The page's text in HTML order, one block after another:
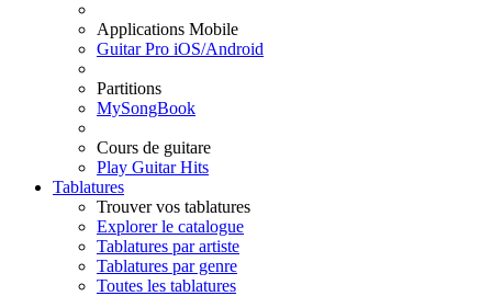
Applications Mobile
Guitar Pro iOS/Android
Partitions
MySongBook
Cours de guitare
Play Guitar Hits
Tablatures
Trouver vos tablatures
Explorer le catalogue
Tablatures par artiste
Tablatures par genre
Toutes les tablatures